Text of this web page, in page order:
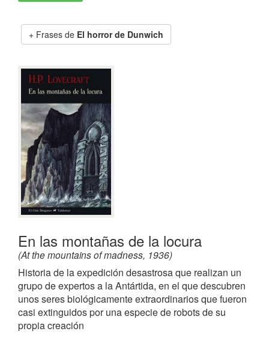
Frases de El horror de Dunwich
En las montañas de la locura
(At the mountains of madness, 1936)
Historia de la expedición desastrosa que realizan un
grupo de expertos a la Antártida, en el que descubren
unos seres biológicamente extraordinarios que fueron
casi extinguidos por una especie de robots de su
propia creación